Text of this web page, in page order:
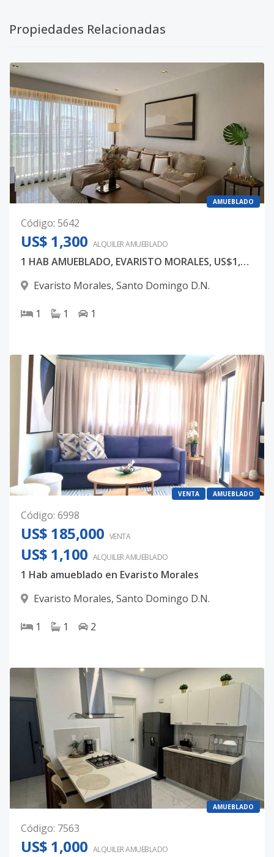
Propiedades Relacionadas
AMUEBLADO
Código: 5642
US$ 1,300 ALQUILERAMUEBLADO
1 HAB AMUEBLADO, EVARISTO MORALES, US$1,300
Evaristo Morales, Santo Domingo D.N.
1 1 1
VENTA AMUEBLADO
Código: 6998
US$ 185,000 VENTA
US$ 1,100 ALQUILERAMUEBLADO
1 Hab amueblado en Evaristo Morales
Evaristo Morales, Santo Domingo D.N.
1 1 2
AMUEBLADO
Código: 7563
US$ 1,000 ALQUILERAMUEBLADO